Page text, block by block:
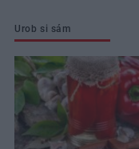
Urob si sám